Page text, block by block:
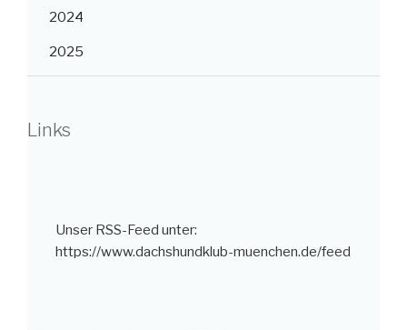
2024
2025
Links
Unser RSS-Feed unter:
https://www.dachshundklub-muenchen.de/feed